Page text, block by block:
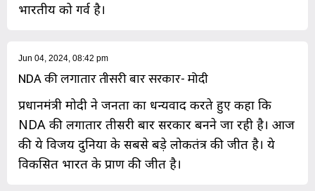
भारतीय को गर्व है।
Jun 04, 2024, 08:42 pm
NDA की लगातार तीसरी बार सरकार- मोदी
प्रधानमंत्री मोदी ने जनता का धन्यवाद करते हुए कहा कि
NDA की लगातार तीसरी बार सरकार बनने जा रही है। आज
की ये विजय दुनिया के सबसे बड़े लोकतंत्र की जीत है। ये
विकसित भारत के प्राण की जीत है।